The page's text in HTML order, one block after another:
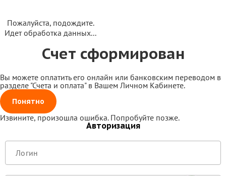
Пожалуйста, подождите.
Идет обработка данных...
Счет сформирован
Вы можете оплатить его онлайн или банковским переводом в
разделе "Счета и оплата" в Вашем Личном Кабинете.
Понятно
Извините, произошла ошибка. Попробуйте позже.
Авторизация
Здравствуйте! Поможем с
интересующие вопросы.